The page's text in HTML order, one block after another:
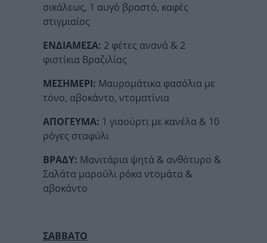
σικάλεως, 1 αυγό βραστό, καφές
στιγμιαίος
ΕΝΔΙΑΜΕΣΑ: 2 φέτες ανανά & 2
φιστίκια Βραζιλίας
ΜΕΣΗΜΕΡΙ: Μαυρομάτικα φασόλια με
τόνο, αβοκάντο, ντοματίνια
ΑΠΟΓΕΥΜΑ: 1 γιαούρτι με κανέλα & 10
ρόγες σταφύλι
ΒΡΑΔΥ: Μανιτάρια ψητά & ανθότυρο &
Σαλάτα μαρούλι ρόκα ντομάτα &
αβοκάντο
ΣΑΒΒΑΤΟ